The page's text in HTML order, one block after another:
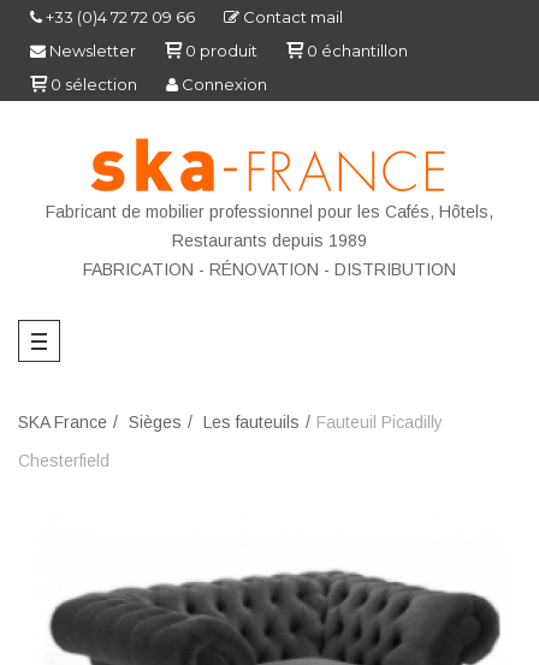
+33 (0)4 72 72 09 66
Contact mail
Newsletter
0 produit 0 échantillon
0 sélection Connexion
Fabricant de mobilier professionnel pour les Cafés, Hôtels,
Restaurants depuis 1989
FABRICATION - RÉNOVATION - DISTRIBUTION
SKA France Sièges Les fauteuils
Fauteuil Picadilly
Chesterfield